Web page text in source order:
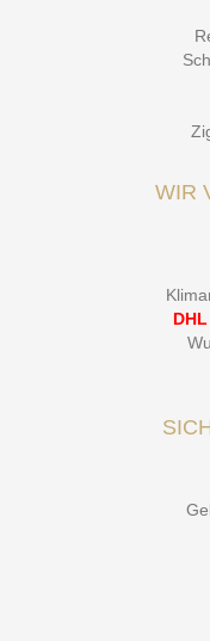
WIR
DHL